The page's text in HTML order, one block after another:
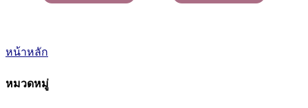
หน้าหลัก
หมวดหมู่